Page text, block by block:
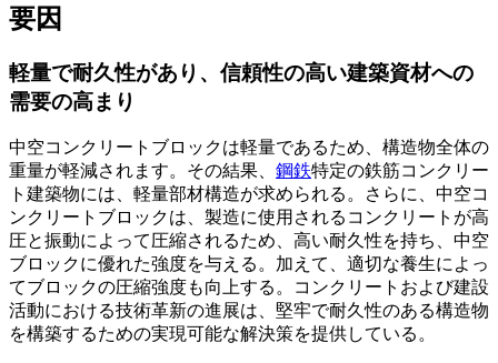
要因
軽量で耐久性があり、信頼性の高い建築資材への
需要の高まり
中空コンクリートブロックは軽量であるため、構造物全体の
重量が軽減されます。その結果、 鋼鉄特定の鉄筋コンクリー
ト建築物には、軽量部材構造が求められる。さらに、中空コ
ンクリートブロックは、製造に使用されるコンクリートが高
圧と振動によって圧縮されるため、高い耐久性を持ち、中空
ブロックに優れた強度を与える。加えて、適切な養生によっ
てブロックの圧縮強度も向上する。コンクリートおよび建設
活動における技術革新の進展は、堅牢で耐久性のある構造物
を構築するための実現可能な解決策を提供している。